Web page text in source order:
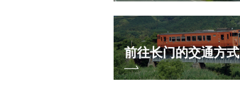
前往长门的交通方式